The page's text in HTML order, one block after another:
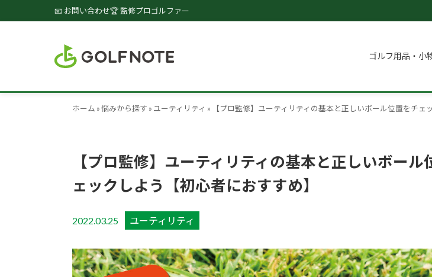
📧 お問い合わせ🏆 監修プロゴルファー
ゴルフ用品・小
ホーム »悩みから探す » ユーティリティ » 【プロ監修】ユーティリティの基本と正しいボール位置をチェ
【プロ監修】ユーティリティの基本と正しいボール
ェックしよう【初心者におすすめ】
2022.03.25 ユーティリティ